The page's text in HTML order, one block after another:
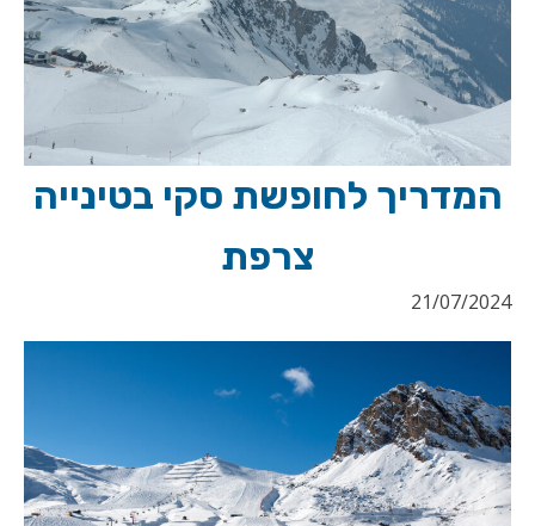
המדריך לחופשת סקי בטינייה
צרפת
21/07/2024